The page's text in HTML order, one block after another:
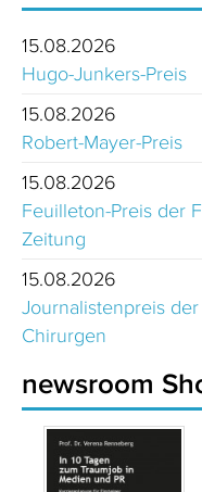
15.08.2026
Hugo-Junkers-Preis
15.08.2026
Robert-Mayer-Preis
15.08.2026
Feuilleton-Preis der
Zeitung
15.08.2026
Journalistenpreis
Chirurgen
newsroom